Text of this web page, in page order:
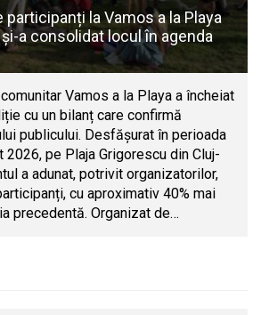
participanți la Vamos a la Playa
a consolidat locul în agenda
Vamos a la Playa a încheiat
cu un bilanț care confirmă
publicului. Desfășurat în perioada
pe Plaja Grigorescu din Cluj-
a adunat, potrivit organizatorilor,
cu aproximativ 40% mai
precedentă. Organizat de…